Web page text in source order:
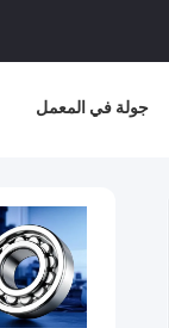
جولة في المعمل